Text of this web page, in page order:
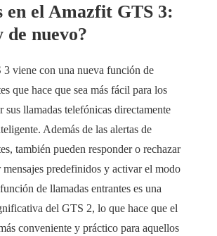
en el Amazfit GTS 3:
de nuevo?
viene con una nueva función de
que hace que sea más fácil para los
sus llamadas telefónicas directamente
Además de las alertas de
también pueden responder o rechazar
mensajes predefinidos y activar el modo
de llamadas entrantes es una
del GTS 2, lo que hace que el
conveniente y práctico para aquellos